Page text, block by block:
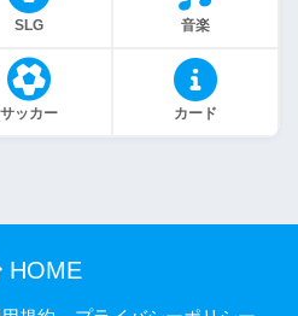
SLG 音楽
サッカー カード
HOME